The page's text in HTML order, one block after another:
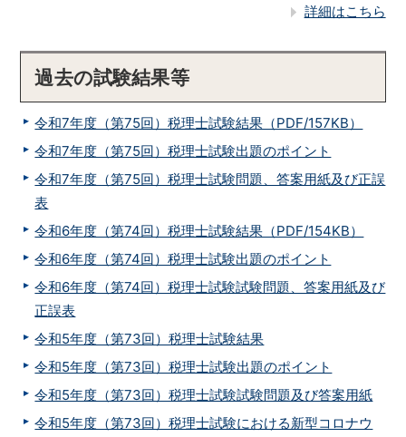
詳細はこちら
過去の試験結果等
令和7年度（第75回）税理士試験結果（PDF/157KB）
令和7年度（第75回）税理士試験出題のポイント
令和7年度（第75回）税理士試験問題、答案用紙及び正誤
表
令和6年度（第74回）税理士試験結果（PDF/154KB）
令和6年度（第74回）税理士試験出題のポイント
令和6年度（第74回）税理士試験試験問題、答案用紙及び
正誤表
令和5年度（第73回）税理士試験結果
令和5年度（第73回）税理士試験出題のポイント
令和5年度（第73回）税理士試験試験問題及び答案用紙
令和5年度（第73回）税理士試験における新型コロナウ